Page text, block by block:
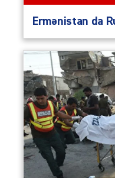
Ermənistan da